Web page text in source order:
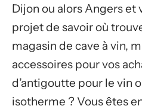
Dijon ou alors Angers et
projet de savoir où
magasin de cave à vin,
accessoires pour vos
d’antigoutte pour le vin
isotherme ? Vous êtes